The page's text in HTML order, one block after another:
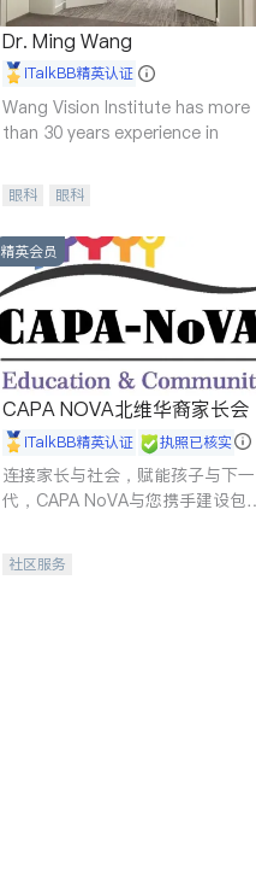
Dr. Ming Wang
iTalkBB精英认证
Wang Vision Institute has more
than 30 years experience in
眼科 眼科
精英会员
CAPA NOVA北维华裔家长会
iTalkBB精英认证 执照已核实
连接家长与社会，赋能孩子与下一
代，CAPA NoVA与您携手建设包
社区服务